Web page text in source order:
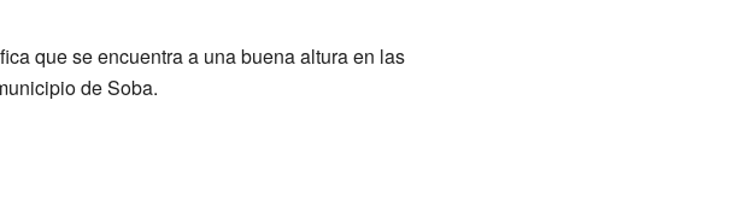
que se encuentra a una buena altura en las
de Soba.